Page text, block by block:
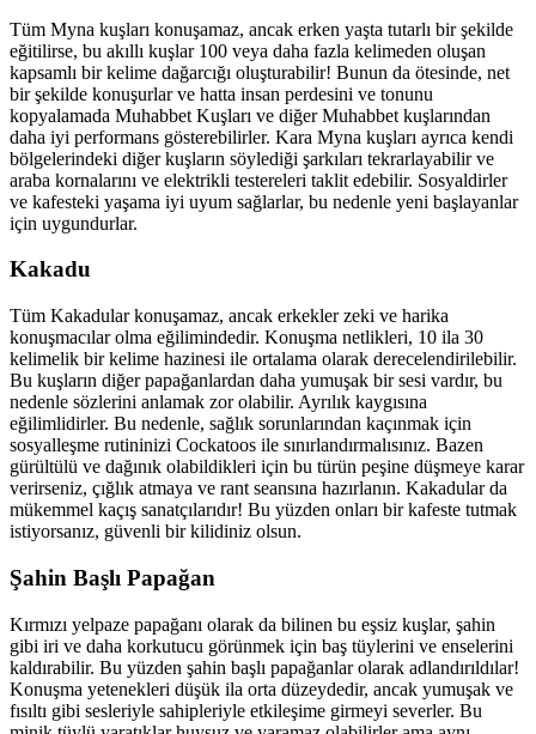
Tüm Myna kuşları konuşamaz, ancak erken yaşta tutarlı bir şekilde
eğitilirse, bu akıllı kuşlar 100 veya daha fazla kelimeden oluşan
kapsamlı bir kelime dağarcığı oluşturabilir! Bunun da ötesinde, net
bir şekilde konuşurlar ve hatta insan perdesini ve tonunu
kopyalamada Muhabbet Kuşları ve diğer Muhabbet kuşlarından
daha iyi performans gösterebilirler. Kara Myna kuşları ayrıca kendi
bölgelerindeki diğer kuşların söylediği şarkıları tekrarlayabilir ve
araba kornalarını ve elektrikli testereleri taklit edebilir. Sosyaldirler
ve kafesteki yaşama iyi uyum sağlarlar, bu nedenle yeni başlayanlar
için uygundurlar.
Kakadu
Tüm Kakadular konuşamaz, ancak erkekler zeki ve harika
konuşmacılar olma eğilimindedir. Konuşma netlikleri, 10 ila 30
kelimelik bir kelime hazinesi ile ortalama olarak derecelendirilebilir.
Bu kuşların diğer papağanlardan daha yumuşak bir sesi vardır, bu
nedenle sözlerini anlamak zor olabilir. Ayrılık kaygısına
eğilimlidirler. Bu nedenle, sağlık sorunlarından kaçınmak için
sosyalleşme rutininizi Cockatoos ile sınırlandırmalısınız. Bazen
gürültülü ve dağınık olabildikleri için bu türün peşine düşmeye karar
verirseniz, çığlık atmaya ve rant seansına hazırlanın. Kakadular da
mükemmel kaçış sanatçılarıdır! Bu yüzden onları bir kafeste tutmak
istiyorsanız, güvenli bir kilidiniz olsun.
Şahin Başlı Papağan
Kırmızı yelpaze papağanı olarak da bilinen bu eşsiz kuşlar, şahin
gibi iri ve daha korkutucu görünmek için baş tüylerini ve enselerini
kaldırabilir. Bu yüzden şahin başlı papağanlar olarak adlandırıldılar!
Konuşma yetenekleri düşük ila orta düzeydedir, ancak yumuşak ve
fısıltı gibi sesleriyle sahipleriyle etkileşime girmeyi severler. Bu